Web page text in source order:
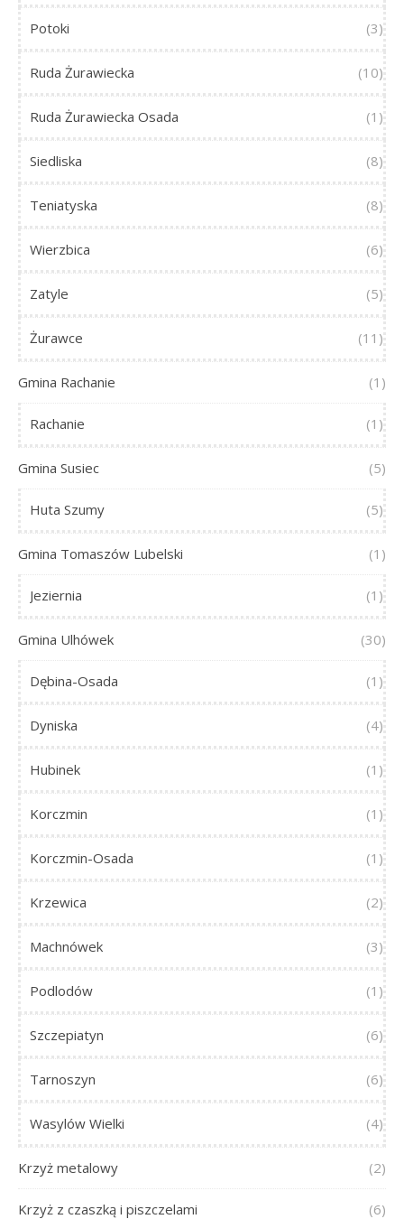
Potoki (3)
Ruda Żurawiecka (10)
Ruda Żurawiecka Osada (1)
Siedliska (8)
Teniatyska (8)
Wierzbica (6)
Zatyle (5)
Żurawce (11)
Gmina Rachanie (1)
Rachanie (1)
Gmina Susiec (5)
Huta Szumy (5)
Gmina Tomaszów Lubelski (1)
Jeziernia (1)
Gmina Ulhówek (30)
Dębina-Osada (1)
Dyniska (4)
Hubinek (1)
Korczmin (1)
Korczmin-Osada (1)
Krzewica (2)
Machnówek (3)
Podlodów (1)
Szczepiatyn (6)
Tarnoszyn (6)
Wasylów Wielki (4)
Krzyż metalowy (2)
Krzyż z czaszką i piszczelami (6)